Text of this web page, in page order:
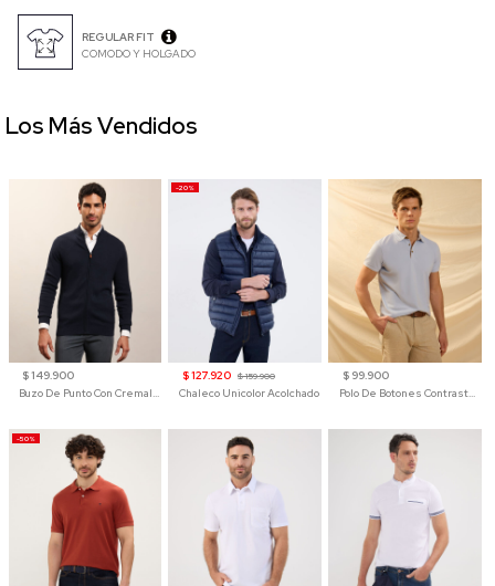
REGULAR FIT
COMODO Y HOLGADO
$ 149.900
Buzo De Punto Con Cremallera Para Hombre
-20%
$ 127.920 $ 159.900
Chaleco Unicolor Acolchado
$ 99.900
Polo De Botones Contraste Para Hombre
-50%
Los Más Vendidos